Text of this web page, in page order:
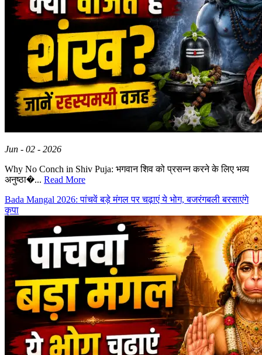
Jun - 02 - 2026
Why No Conch in Shiv Puja: भगवान शिव को प्रसन्न करने के लिए भव्य
अनुष्ठा�... Read More
Bada Mangal 2026: पांचवें बड़े मंगल पर चढ़ाएं ये भोग, बजरंगबली बरसाएंगे
कृपा